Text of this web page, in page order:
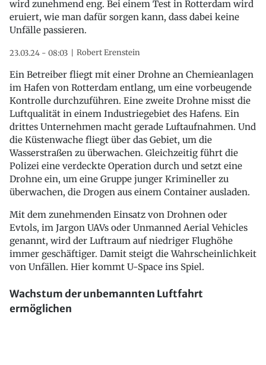
wird zunehmend eng. Bei einem Test in Rotterdam wird
eruiert, wie man dafür sorgen kann, dass dabei keine
Unfälle passieren.
23.03.24 - 08:03 Robert Erenstein
Ein Betreiber fliegt mit einer Drohne an Chemieanlagen
im Hafen von Rotterdam entlang, um eine vorbeugende
Kontrolle durchzuführen. Eine zweite Drohne misst die
Luftqualität in einem Industriegebiet des Hafens. Ein
drittes Unternehmen macht gerade Luftaufnahmen. Und
die Küstenwache fliegt über das Gebiet, um die
Wasserstraßen zu überwachen. Gleichzeitig führt die
Polizei eine verdeckte Operation durch und setzt eine
Drohne ein, um eine Gruppe junger Krimineller zu
überwachen, die Drogen aus einem Container ausladen.
Mit dem zunehmenden Einsatz von Drohnen oder
Evtols, im Jargon UAVs oder Unmanned Aerial Vehicles
genannt, wird der Luftraum auf niedriger Flughöhe
immer geschäftiger. Damit steigt die Wahrscheinlichkeit
von Unfällen. Hier kommt U-Space ins Spiel.
Wachstum der unbemannten Luftfahrt
ermöglichen